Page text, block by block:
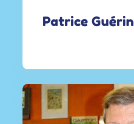
Patrice Guérin